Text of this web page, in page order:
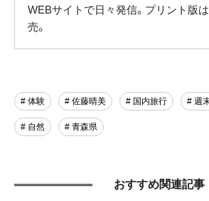
WEBサイトで日々発信。プリント版
売。
# 体験 # 佐藤晴美 # 国内旅行 # 週
# 自然 # 青森県
おすすめ関連記事